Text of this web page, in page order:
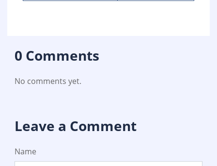
0 Comments
No comments yet.
Leave a Comment
Name